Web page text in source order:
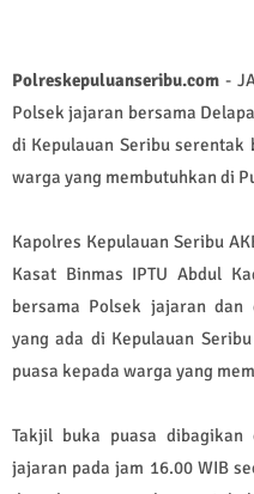
Polreskepuluanseribu.com -
Polsek jajaran bersama
di Kepulauan Seribu
warga yang membutuhkan di
Kapolres Kepulauan Seribu
Kasat Binmas IPTU Abdul
bersama Polsek jajaran dan
yang ada di Kepulauan
puasa kepada warga yang
Takjil buka puasa
jajaran pada jam 16.00 WIB